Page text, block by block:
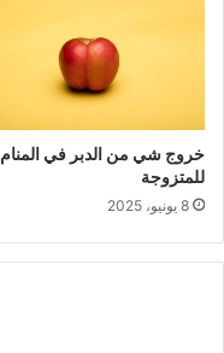
خروج شي من الدبر في المنام
للمتزوجة
8 يونيو، 2025